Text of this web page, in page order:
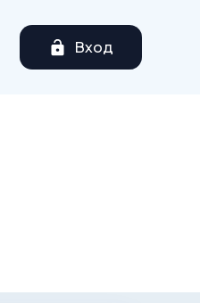
Вход